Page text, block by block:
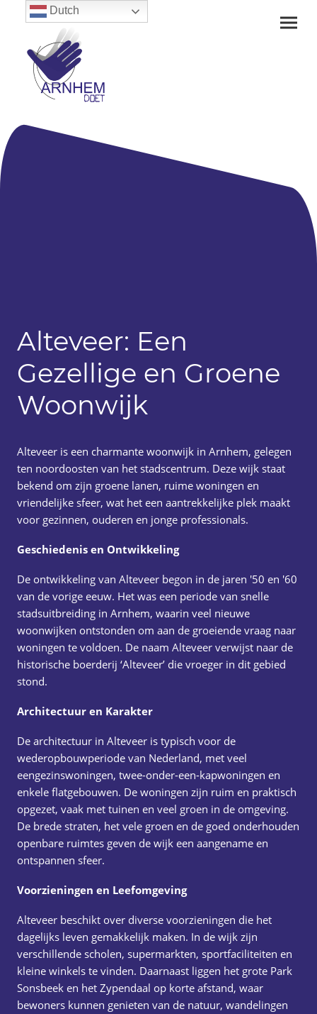
Alteveer: Een
Gezellige en Groene
Woonwijk
Alteveer is een charmante woonwijk in Arnhem, gelegen
ten noordoosten van het stadscentrum. Deze wijk staat
bekend om zijn groene lanen, ruime woningen en
vriendelijke sfeer, wat het een aantrekkelijke plek maakt
voor gezinnen, ouderen en jonge professionals.
Geschiedenis en Ontwikkeling
De ontwikkeling van Alteveer begon in de jaren '50 en '60
van de vorige eeuw. Het was een periode van snelle
stadsuitbreiding in Arnhem, waarin veel nieuwe
woonwijken ontstonden om aan de groeiende vraag naar
woningen te voldoen. De naam Alteveer verwijst naar de
historische boerderij ‘Alteveer’ die vroeger in dit gebied
stond.
Architectuur en Karakter
De architectuur in Alteveer is typisch voor de
wederopbouwperiode van Nederland, met veel
eengezinswoningen, twee-onder-een-kapwoningen en
enkele flatgebouwen. De woningen zijn ruim en praktisch
opgezet, vaak met tuinen en veel groen in de omgeving.
De brede straten, het vele groen en de goed onderhouden
openbare ruimtes geven de wijk een aangename en
ontspannen sfeer.
Voorzieningen en Leefomgeving
Alteveer beschikt over diverse voorzieningen die het
dagelijks leven gemakkelijk maken. In de wijk zijn
verschillende scholen, supermarkten, sportfaciliteiten en
kleine winkels te vinden. Daarnaast liggen het grote Park
Sonsbeek en het Zypendaal op korte afstand, waar
bewoners kunnen genieten van de natuur, wandelingen
Dutch